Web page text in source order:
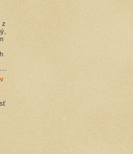
z